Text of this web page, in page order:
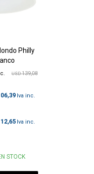
Philly
USD 139,08
STOCK